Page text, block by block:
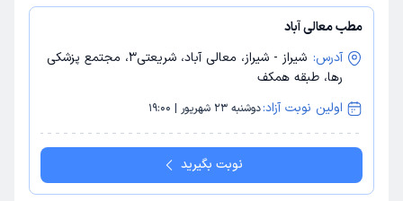
مطب معالی آباد
آدرس:
شیراز - شیراز، معالی آباد، شریعتی3، مجتمع پزشکی
رها، طبقه همکف
اولین نوبت آزاد:دوشنبه 23 شهریور | 19:00
نوبت بگیرید